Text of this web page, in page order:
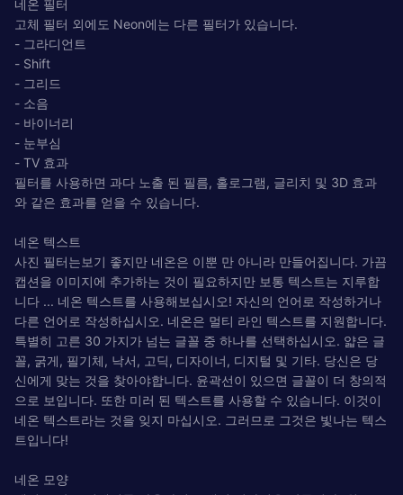
네온 필터
고체 필터 외에도 Neon에는 다른 필터가 있습니다.
- 그라디언트
- Shift
- 그리드
- 소음
- 바이너리
- 눈부심
- TV 효과
필터를 사용하면 과다 노출 된 필름, 홀로그램, 글리치 및 3D 효과
와 같은 효과를 얻을 수 있습니다.
네온 텍스트
사진 필터는보기 좋지만 네온은 이뿐 만 아니라 만들어집니다. 가끔
캡션을 이미지에 추가하는 것이 필요하지만 보통 텍스트는 지루합
니다 ... 네온 텍스트를 사용해보십시오! 자신의 언어로 작성하거나
다른 언어로 작성하십시오. 네온은 멀티 라인 텍스트를 지원합니다.
특별히 고른 30 가지가 넘는 글꼴 중 하나를 선택하십시오. 얇은 글
꼴, 굵게, 필기체, 낙서, 고딕, 디자이너, 디지털 및 기타. 당신은 당
신에게 맞는 것을 찾아야합니다. 윤곽선이 있으면 글꼴이 더 창의적
으로 보입니다. 또한 미러 된 텍스트를 사용할 수 있습니다. 이것이
네온 텍스트라는 것을 잊지 마십시오. 그러므로 그것은 빛나는 텍스
트입니다!
네온 모양